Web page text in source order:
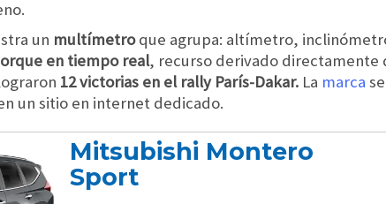
un multímetroque agrupa: altímetro,
en tiempo real, recurso derivado directamente
12 victorias en el rally París-Dakar. La marca
un sitio en internet dedicado.
Mitsubishi Montero
Sport